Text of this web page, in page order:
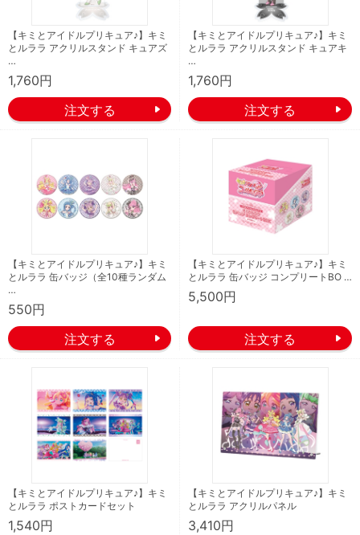
【キミとアイドルプリキュア♪】キミ
とルララ アクリルスタンド キュアズ
…
1,760円
【キミとアイドルプリキュア♪】キミ
とルララ アクリルスタンド キュアキ
…
1,760円
【キミとアイドルプリキュア♪】キミ
とルララ 缶バッジ（全10種ランダム
…
550円
【キミとアイドルプリキュア♪】キミ
とルララ 缶バッジ コンプリートBO …
5,500円
【キミとアイドルプリキュア♪】キミ
とルララ ポストカードセット
1,540円
【キミとアイドルプリキュア♪】キミ
とルララ アクリルパネル
3,410円